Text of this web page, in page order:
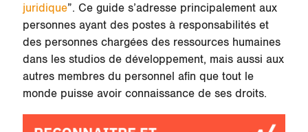
juridique”. Ce guide s’adresse principalement aux
personnes ayant des postes à responsabilités et
des personnes chargées des ressources humaines
dans les studios de développement, mais aussi aux
autres membres du personnel afin que tout le
monde puisse avoir connaissance de ses droits.